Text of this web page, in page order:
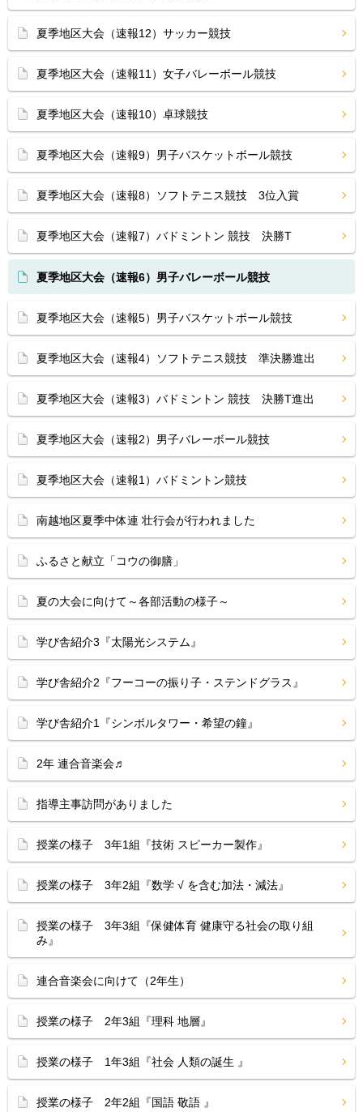
夏季地区大会（速報12）サッカー競技
夏季地区大会（速報11）女子バレーボール競技
夏季地区大会（速報10）卓球競技
夏季地区大会（速報9）男子バスケットボール競技
夏季地区大会（速報8）ソフトテニス競技 3位入賞
夏季地区大会（速報7）バドミントン 競技 決勝T
夏季地区大会（速報6）男子バレーボール競技
夏季地区大会（速報5）男子バスケットボール競技
夏季地区大会（速報4）ソフトテニス競技 準決勝進出
夏季地区大会（速報3）バドミントン 競技 決勝T進出
夏季地区大会（速報2）男子バレーボール競技
夏季地区大会（速報1）バドミントン競技
南越地区夏季中体連 壮行会が行われました
ふるさと献立「コウの御膳」
夏の大会に向けて～各部活動の様子～
学び舎紹介3『太陽光システム』
学び舎紹介2『フーコーの振り子・ステンドグラス』
学び舎紹介1『シンボルタワー・希望の鐘』
2年 連合音楽会♬
指導主事訪問がありました
授業の様子 3年1組『技術 スピーカー製作』
授業の様子 3年2組『数学 √ を含む加法・減法』
授業の様子 3年3組『保健体育 健康守る社会の取り組
み』
連合音楽会に向けて（2年生）
授業の様子 2年3組『理科 地層』
授業の様子 1年3組『社会 人類の誕生 』
授業の様子 2年2組『国語 敬語 』